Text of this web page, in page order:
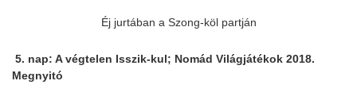
Éj jurtában a Szong-köl partján
5. nap: A végtelen Isszik-kul; Nomád Világjátékok 2018.
Megnyitó